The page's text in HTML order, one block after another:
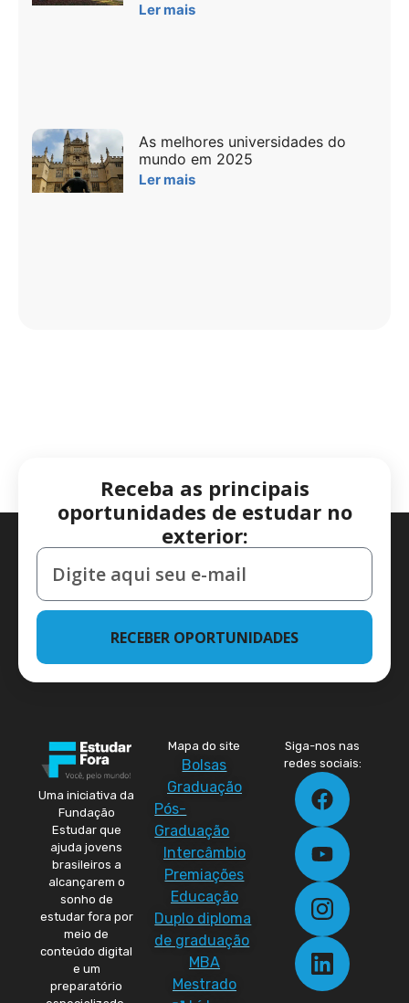
Ler mais
As melhores universidades do
mundo em 2025
Ler mais
Receba as principais
oportunidades de estudar no
exterior:
RECEBER OPORTUNIDADES
Uma iniciativa da
Fundação
Estudar que
ajuda jovens
brasileiros a
alcançarem o
sonho de
estudar fora por
meio de
conteúdo digital
e um
preparatório
Mapa do site
Bolsas
Graduação
Pós-
Graduação
Intercâmbio
Premiações
Educação
Duplo diploma
de graduação
MBA
Mestrado
Siga-nos nas
redes sociais: